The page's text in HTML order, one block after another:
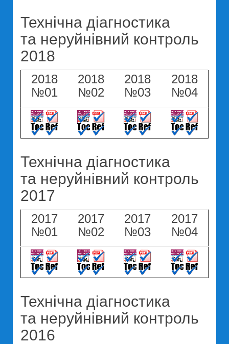
Технічна діагностика
та неруйнівний контроль
2018
2018
№01
2018
№02
2018
№03
2018
№04
Технічна діагностика
та неруйнівний контроль
2017
2017
№01
2017
№02
2017
№03
2017
№04
Технічна діагностика
та неруйнівний контроль
2016